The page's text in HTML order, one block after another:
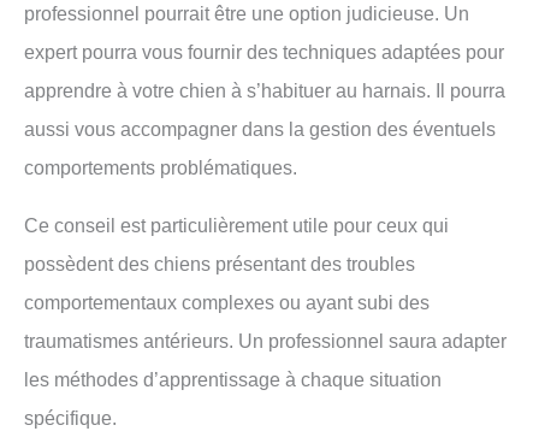
professionnel pourrait être une option judicieuse. Un
expert pourra vous fournir des techniques adaptées pour
apprendre à votre chien à s’habituer au harnais. Il pourra
aussi vous accompagner dans la gestion des éventuels
comportements problématiques.
Ce conseil est particulièrement utile pour ceux qui
possèdent des chiens présentant des troubles
comportementaux complexes ou ayant subi des
traumatismes antérieurs. Un professionnel saura adapter
les méthodes d’apprentissage à chaque situation
spécifique.